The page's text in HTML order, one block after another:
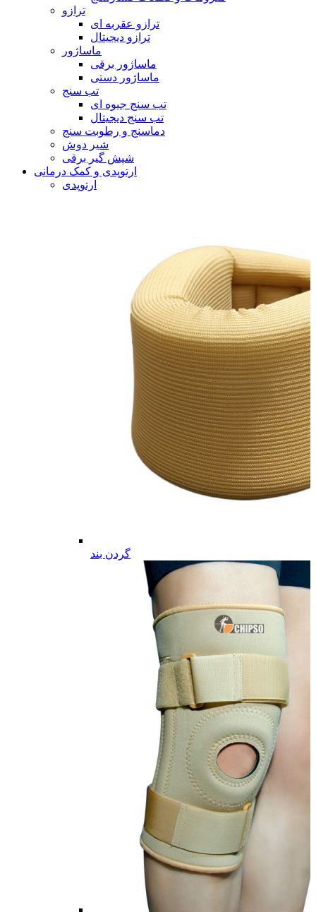
ترازو
ترازو عقربه ای
ترازو دیجیتال
ماساژور
ماساژور برقی
ماساژور دستی
تب سنج
تب سنج جیوه ای
تب سنج دیجیتال
دماسنج و رطوبت سنج
شیر دوش
شپش گیر برقی
ارتوپدی و کمک درمانی
ارتوپدی
گردن بند